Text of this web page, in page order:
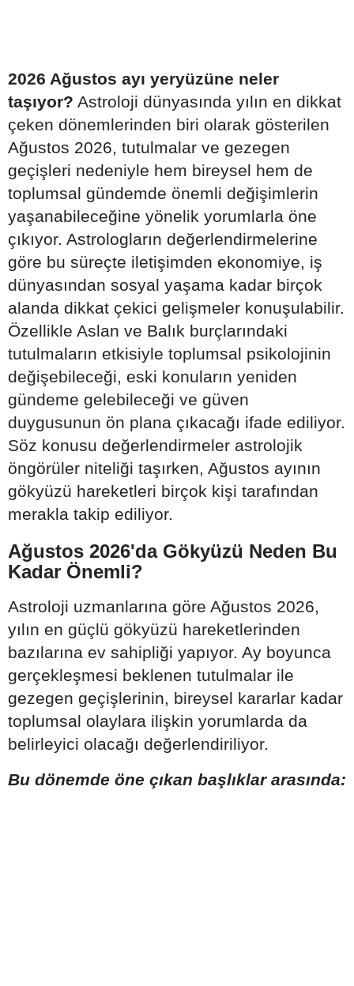
2026 Ağustos ayı yeryüzüne neler
taşıyor? Astroloji dünyasında yılın en dikkat
çeken dönemlerinden biri olarak gösterilen
Ağustos 2026, tutulmalar ve gezegen
geçişleri nedeniyle hem bireysel hem de
toplumsal gündemde önemli değişimlerin
yaşanabileceğine yönelik yorumlarla öne
çıkıyor. Astrologların değerlendirmelerine
göre bu süreçte iletişimden ekonomiye, iş
dünyasından sosyal yaşama kadar birçok
alanda dikkat çekici gelişmeler konuşulabilir.
Özellikle Aslan ve Balık burçlarındaki
tutulmaların etkisiyle toplumsal psikolojinin
değişebileceği, eski konuların yeniden
gündeme gelebileceği ve güven
duygusunun ön plana çıkacağı ifade ediliyor.
Söz konusu değerlendirmeler astrolojik
öngörüler niteliği taşırken, Ağustos ayının
gökyüzü hareketleri birçok kişi tarafından
merakla takip ediliyor.
Ağustos 2026'da Gökyüzü Neden Bu
Kadar Önemli?
Astroloji uzmanlarına göre Ağustos 2026,
yılın en güçlü gökyüzü hareketlerinden
bazılarına ev sahipliği yapıyor. Ay boyunca
gerçekleşmesi beklenen tutulmalar ile
gezegen geçişlerinin, bireysel kararlar kadar
toplumsal olaylara ilişkin yorumlarda da
belirleyici olacağı değerlendiriliyor.
Bu dönemde öne çıkan başlıklar arasında: